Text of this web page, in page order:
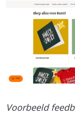
Voorbeeld